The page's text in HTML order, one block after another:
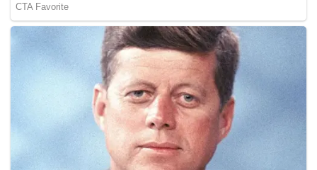
semalam memuji ketegasan Ketua Penerangan parti itu,
Nasrudin Hassan Tantawi dalam berhadapan saman fitnah
oleh Guan Eng selaku Ketua Menteri Pulau Pinang.
Kata Nik Mohamad Abduh, Nasrudin telah bertindak tegas
dengan tidak memohon maaf dan menarik balik artikelnya
yang mendedahkan kepincangan ketidaktelusan kerajaan
DAP Pulau Pinang pada tahun 2014.
Nasrudin semalam mendedahkan Guan Eng terpaksa